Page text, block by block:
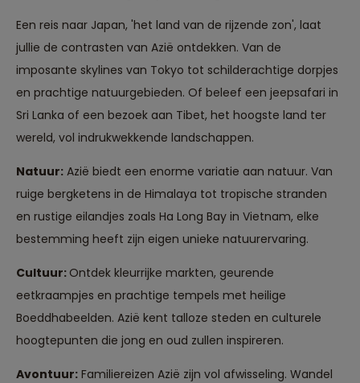
Een reis naar Japan, 'het land van de rijzende zon', laat
jullie de contrasten van Azië ontdekken. Van de
imposante skylines van Tokyo tot schilderachtige dorpjes
en prachtige natuurgebieden. Of beleef een jeepsafari in
Sri Lanka of een bezoek aan Tibet, het hoogste land ter
wereld, vol indrukwekkende landschappen.
Natuur: Azië biedt een enorme variatie aan natuur. Van
ruige bergketens in de Himalaya tot tropische stranden
en rustige eilandjes zoals Ha Long Bay in Vietnam, elke
bestemming heeft zijn eigen unieke natuurervaring.
Cultuur: Ontdek kleurrijke markten, geurende
eetkraampjes en prachtige tempels met heilige
Boeddhabeelden. Azië kent talloze steden en culturele
hoogtepunten die jong en oud zullen inspireren.
Avontuur: Familiereizen Azië zijn vol afwisseling. Wandel